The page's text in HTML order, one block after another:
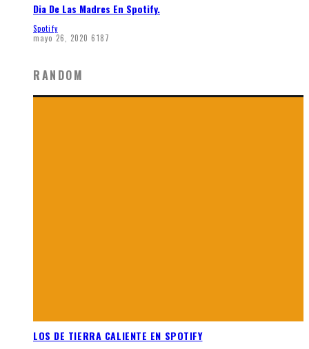
Dia De Las Madres En Spotify.
Spotify
mayo 26, 2020 6187
RANDOM
LOS DE TIERRA CALIENTE EN SPOTIFY